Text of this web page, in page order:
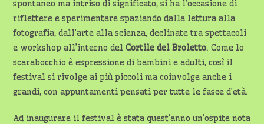
spontaneo ma intriso di significato, si ha l’occasione di
riflettere e sperimentare spaziando dalla lettura alla
fotografia, dall’arte alla scienza, declinate tra spettacoli
e workshop all’interno delCortile del Broletto. Come lo
scarabocchio è espressione di bambini e adulti, così il
festival si rivolge ai più piccoli ma coinvolge anche i
grandi, con appuntamenti pensati per tutte le fasce d’età.
Ad inaugurare il festival è stata quest’anno un’ospite nota